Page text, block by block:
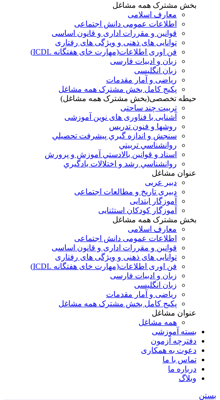
بخش مشترک همه مشاغل
معارف اسلامی
اطلاعات عمومی دانش اجتماعی
قوانین و مقررات اداری و قانون اساسی
توانایی های ذهنی و ویژگی های رفتاری
فن اوری اطلاعات(مهارت خای هفتگانه ICDL)
زبان و ادبیات فارسی
زبان انگلیسی
ریاضی و آمار مقدمات
پکیج کامل بخش مشترک همه مشاغل
حیطه تخصصی(بخش مشترک همه مشاغل)
تربیت چند ساحتی
آشنایی با فناوری های نوین آموزشی
روشها و فنون تدريس
سنجش و اندازه گيري پيشرفت تحصيلي
روانشناسي تربيتي
اسناد و قوانين بالادستي آموزش و پرورش
روانشناسي رشد و اختلالات يادگيري
عنوان مشاغل
دبير عربی
دبیری تاریخ و مطالعات اجتماعی
آموزگار ابتدایی
آموزگار کودکان استثنایی
بخش مشترک همه مشاغل
معارف اسلامی
اطلاعات عمومی دانش اجتماعی
قوانین و مقررات اداری و قانون اساسی
توانایی های ذهنی و ویژگی های رفتاری
فن اوری اطلاعات(مهارت خای هفتگانه ICDL)
زبان و ادبیات فارسی
زبان انگلیسی
ریاضی و آمار مقدمات
پکیج کامل بخش مشترک همه مشاغل
عنوان مشاغل
همه مشاغل
بسته آموزشی
دفترچه آزمون
دعوت به همکاری
تماس با ما
درباره ما
وبلاگ
بستن